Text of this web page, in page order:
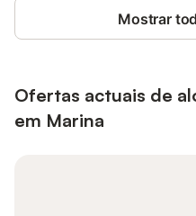
Mostrar
Ofertas actuais de
em Marina